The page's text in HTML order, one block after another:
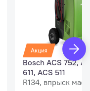
Bosch ACS 752,
611, ACS 511
R134, впрыск